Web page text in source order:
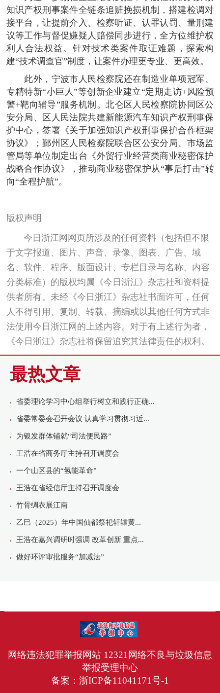
知识产权刑事案件全链条追赃挽损机制，搭建检调对
接平台，让提前介入、检察听证、认罪认罚、量刑建
议等工作与督促嫌疑人赔偿同步进行，全方位维护权
利人合法权益。针对技术类案件取证难题，探索构
建“技术调查官”制度，让案件办理更专业、更高效。
此外，宁波市人民检察院还在制造业单项冠军、
专精特新“小巨人”等创新企业建立“定期走访+风险预
警+靶向辅导”服务机制。北仑区人民检察院协同区公
安分局、区人民法院共建新能源汽车知识产权刑事保
护中心，签署《关于加强知识产权刑事保护合作框架
协议》；鄞州区人民检察院联合区公安分局、市场监
管局等单位制定出台《外贸行业经营类商业秘密保护
战略合作协议》，推动商业秘密保护从“事后打击”转
向“全程护航”。
版权声明
今日浙江网网页所涉及的任何资料（包括但不限
于文字报道、图片、声音、录像、图表、广告、域
名、软件、程序、版面设计、专栏目录与名称、内容
分类标准）的版权均属《今日浙江》杂志社和资料提
供者所有。未经《今日浙江》杂志社书面许可，任何
人不得引用、复制、转载、摘编或以其他任何方式非
法使用今日浙江网的上述内容。对于有上述行为者，
《今日浙江》杂志社将保留追究其法律责任的权利。
最热文章
网络违法犯罪举报网站 12321网络不良与垃圾信息
举报受理中心
备案： 浙ICP备11041171号-1